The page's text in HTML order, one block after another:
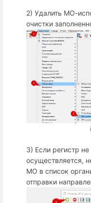
2) Удалить МО-
очистки
3) Если регистр
осуществляется,
МО в список
отправки